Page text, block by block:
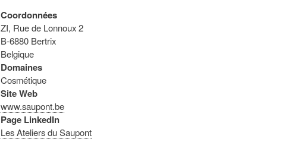
Coordonnées
ZI, Rue de Lonnoux 2
B-6880 Bertrix
Belgique
Domaines
Cosmétique
Site Web
www.saupont.be
Page LinkedIn
Les Ateliers du Saupont